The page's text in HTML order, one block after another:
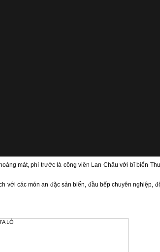
mát, phí trước là công viên Lan Châu với bĩ biển
với các món an đặc sản biển, đầu bếp chuyên nghiệp,